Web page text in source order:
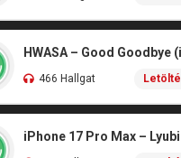
466 Hallgat